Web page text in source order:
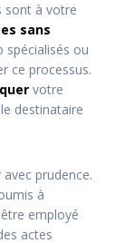
sont à votre
sans
spécialisés ou
ce processus.
votre
destinataire
prudence.
à
employé
actes